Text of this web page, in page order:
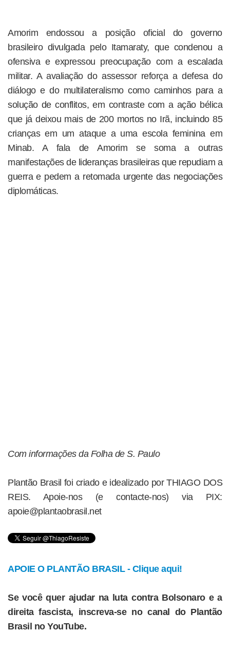
Amorim endossou a posição oficial do governo
brasileiro divulgada pelo Itamaraty, que condenou a
ofensiva e expressou preocupação com a escalada
militar. A avaliação do assessor reforça a defesa do
diálogo e do multilateralismo como caminhos para a
solução de conflitos, em contraste com a ação bélica
que já deixou mais de 200 mortos no Irã, incluindo 85
crianças em um ataque a uma escola feminina em
Minab. A fala de Amorim se soma a outras
manifestações de lideranças brasileiras que repudiam a
guerra e pedem a retomada urgente das negociações
diplomáticas.
Com informações da Folha de S. Paulo
Plantão Brasil foi criado e idealizado por THIAGO DOS
REIS. Apoie-nos (e contacte-nos) via PIX:
apoie@plantaobrasil.net
APOIE O PLANTÃO BRASIL - Clique aqui!
Se você quer ajudar na luta contra Bolsonaro e a
direita fascista, inscreva-se no canal do Plantão
Brasil no YouTube.